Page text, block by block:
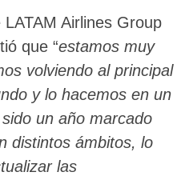
Airlines Group
que “estamos muy
volviendo al principal
y lo hacemos en un
un año marcado
distintos ámbitos, lo
las